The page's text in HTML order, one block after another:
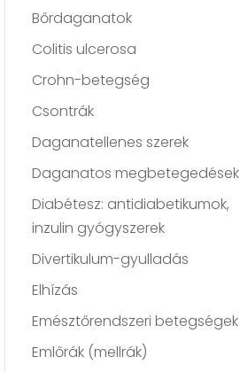
Bőrdaganatok
Colitis ulcerosa
Crohn-betegség
Csontrák
Daganatellenes szerek
Daganatos megbetegedések
Diabétesz: antidiabetikumok,
inzulin gyógyszerek
Divertikulum-gyulladás
Elhízás
Emésztőrendszeri betegségek
Emlőrák (mellrák)